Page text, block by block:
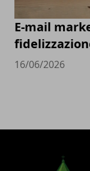
E-mail
16/06/2026